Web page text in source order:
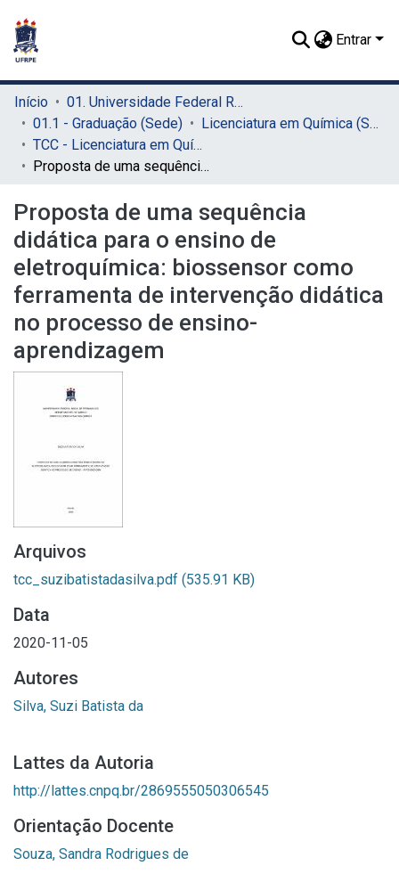
Entrar
Início
01. Universidade Federal Rural de Pernambuco - UFRPE (Sede)
01.1 - Graduação (Sede)
Licenciatura em Química (Sede)
TCC - Licenciatura em Química (Sede)
Proposta de uma sequência didática para o ensino de eletroquímica: biossensor como ferramenta de intervenção didática no processo de ensino-aprendizagem
Proposta de uma sequência
didática para o ensino de
eletroquímica: biossensor como
ferramenta de intervenção didática
no processo de ensino-
aprendizagem
Arquivos
tcc_suzibatistadasilva.pdf (535.91 KB)
Data
2020-11-05
Autores
Silva, Suzi Batista da
Lattes da Autoria
http://lattes.cnpq.br/2869555050306545
Orientação Docente
Souza, Sandra Rodrigues de